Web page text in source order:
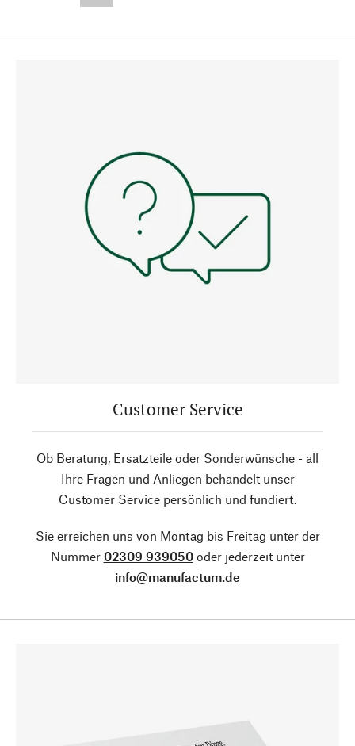
Customer Service
Ob Beratung, Ersatzteile oder Sonderwünsche - all
Ihre Fragen und Anliegen behandelt unser
Customer Service persönlich und fundiert.
Sie erreichen uns von Montag bis Freitag unter der
Nummer 02309 939050oder jederzeit unter
info@manufactum.de